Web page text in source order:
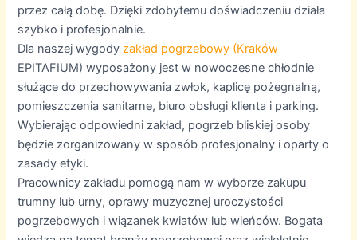
przez całą dobę. Dzięki zdobytemu doświadczeniu działa
szybko i profesjonalnie.
Dla naszej wygodyzakład pogrzebowy (Kraków
EPITAFIUM) wyposażony jest w nowoczesne chłodnie
służące do przechowywania zwłok, kaplicę pożegnalną,
pomieszczenia sanitarne, biuro obsługi klienta i parking.
Wybierając odpowiedni zakład, pogrzeb bliskiej osoby
będzie zorganizowany w sposób profesjonalny i oparty o
zasady etyki.
Pracownicy zakładu pomogą nam w wyborze zakupu
trumny lub urny, oprawy muzycznej uroczystości
pogrzebowych i wiązanek kwiatów lub wieńców. Bogata